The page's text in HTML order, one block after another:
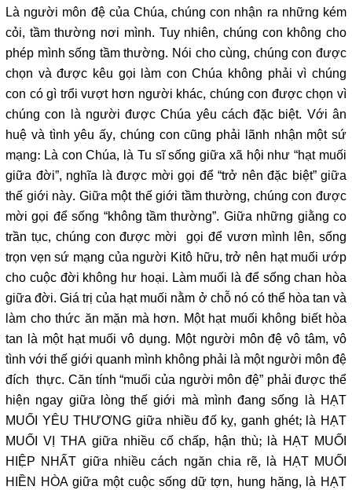
Là người môn đệ của Chúa, chúng con nhận ra những kém
cỏi, tầm thường nơi mình. Tuy nhiên, chúng con không cho
phép mình sống tầm thường. Nói cho cùng, chúng con được
chọn và được kêu gọi làm con Chúa không phải vì chúng
con có gì trổi vượt hơn người khác, chúng con được chọn vì
chúng con là người được Chúa yêu cách đặc biệt. Với ân
huệ và tình yêu ấy, chúng con cũng phải lãnh nhận một sứ
mạng: Là con Chúa, là Tu sĩ sống giữa xã hội như “hạt muối
giữa đời”, nghĩa là được mời gọi để “trở nên đặc biệt” giữa
thế giới này. Giữa một thế giới tầm thường, chúng con được
mời gọi để sống “không tầm thường”. Giữa những giằng co
trần tục, chúng con được mời gọi để vươn mình lên, sống
trọn vẹn sứ mạng của người Kitô hữu, trở nên hạt muối ướp
cho cuộc đời không hư hoại. Làm muối là để sống chan hòa
giữa đời. Giá trị của hạt muối nằm ở chỗ nó có thể hòa tan và
làm cho thức ăn mặn mà hơn. Một hạt muối không biết hòa
tan là một hạt muối vô dụng. Một người môn đệ vô tâm, vô
tình với thế giới quanh mình không phải là một người môn đệ
đích thực. Căn tính “muối của người môn đệ” phải được thể
hiện ngay giữa lòng thế giới mà mình đang sống là HẠT
MUỐI YÊU THƯƠNG giữa nhiều đố kỵ, ganh ghét; là HẠT
MUỐI VỊ THA giữa nhiều cố chấp, hận thù; là HẠT MUỐI
HIỆP NHẤT giữa nhiều cách ngăn chia rẽ, là HẠT MUỐI
HIỀN HÒA giữa một cuộc sống dữ tợn, hung hăng, là HẠT